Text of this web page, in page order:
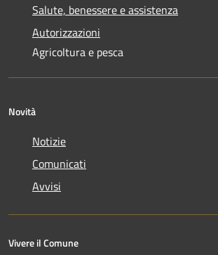
Salute, benessere e assistenza
Autorizzazioni
Agricoltura e pesca
Novità
Notizie
Comunicati
Avvisi
Vivere il Comune